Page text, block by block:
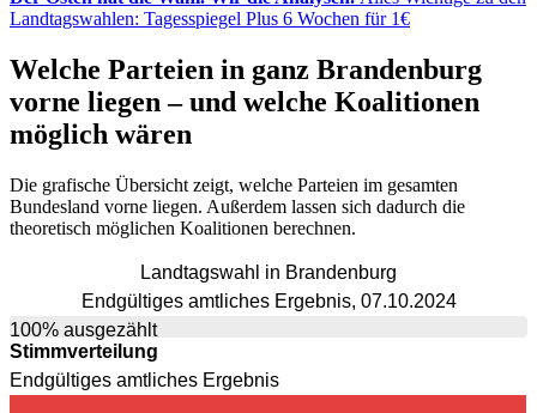
Landtagswahlen: Tagesspiegel Plus 6 Wochen für 1€
Welche Parteien in ganz Brandenburg
vorne liegen – und welche Koalitionen
möglich wären
Die grafische Übersicht zeigt, welche Parteien im gesamten
Bundesland vorne liegen. Außerdem lassen sich dadurch die
theoretisch möglichen Koalitionen berechnen.
Landtagswahl in Brandenburg
Endgültiges amtliches Ergebnis, 07.10.2024
100% ausgezählt
Stimmverteilung
Endgültiges amtliches Ergebnis